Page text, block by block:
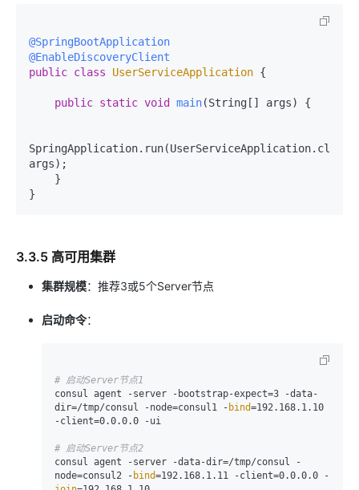
@SpringBootApplication
@EnableDiscoveryClient
public class UserServiceApplication {
public static void main(String[] args) {
SpringApplication.run(UserServiceApplication.class,
args);
3.3.5 高可用集群
集群规模：推荐3或5个Server节点
启动命令：
# 启动Server节点1
consul agent -server -bootstrap-expect=3 -data-
dir=/tmp/consul -node=consul1 - bind=192.168.1.10
-client=0.0.0.0 -ui
# 启动Server节点2
consul agent -server -data-dir=/tmp/consul -
node=consul2 - bind=192.168.1.11 -client=0.0.0.0 -